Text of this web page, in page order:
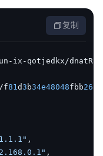
复制
ix-qotjedkx/
/f81 d3 b34e48048fbb2634
,
,